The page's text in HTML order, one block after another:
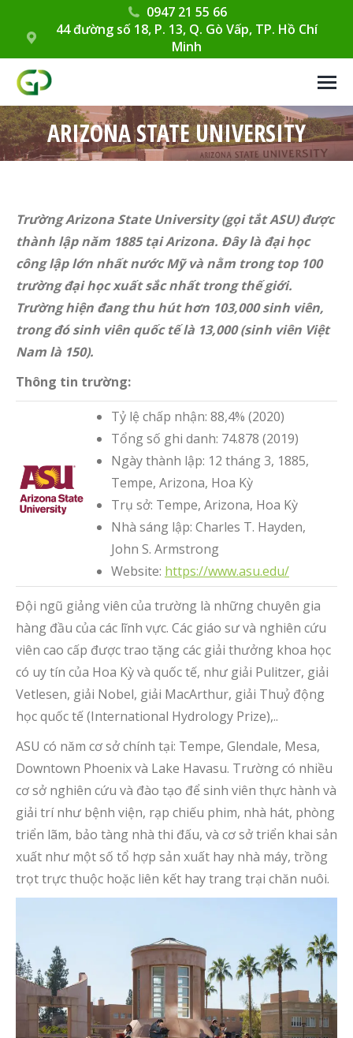
0947 21 55 66
44 đường số 18, P. 13, Q. Gò Vấp, TP. Hồ Chí
Minh
ARIZONA STATE UNIVERSITY
Trường Arizona State University (gọi tắt ASU) được
thành lập năm 1885 tại Arizona. Đây là đại học
công lập lớn nhất nước Mỹ và nằm trong top 100
trường đại học xuất sắc nhất trong thế giới.
Trường hiện đang thu hút hơn 103,000 sinh viên,
trong đó sinh viên quốc tế là 13,000 (sinh viên Việt
Nam là 150).
Thông tin trường:
Tỷ lệ chấp nhận: 88,4% (2020)
Tổng số ghi danh: 74.878 (2019)
Ngày thành lập: 12 tháng 3, 1885,
Tempe, Arizona, Hoa Kỳ
Trụ sở: Tempe, Arizona, Hoa Kỳ
Nhà sáng lập: Charles T. Hayden,
John S. Armstrong
Website: https://www.asu.edu/
Đội ngũ giảng viên của trường là những chuyên gia
hàng đầu của các lĩnh vực. Các giáo sư và nghiên cứu
viên cao cấp được trao tặng các giải thưởng khoa học
có uy tín của Hoa Kỳ và quốc tế, như giải Pulitzer, giải
Vetlesen, giải Nobel, giải MacArthur, giải Thuỷ động
học quốc tế (International Hydrology Prize),..
ASU có năm cơ sở chính tại: Tempe, Glendale, Mesa,
Downtown Phoenix và Lake Havasu. Trường có nhiều
cơ sở nghiên cứu và đào tạo để sinh viên thực hành và
giải trí như bệnh viện, rạp chiếu phim, nhà hát, phòng
triển lãm, bảo tàng nhà thi đấu, và cơ sở triển khai sản
xuất như một số tổ hợp sản xuất hay nhà máy, trồng
trọt trực thuộc hoặc liên kết hay trang trại chăn nuôi.